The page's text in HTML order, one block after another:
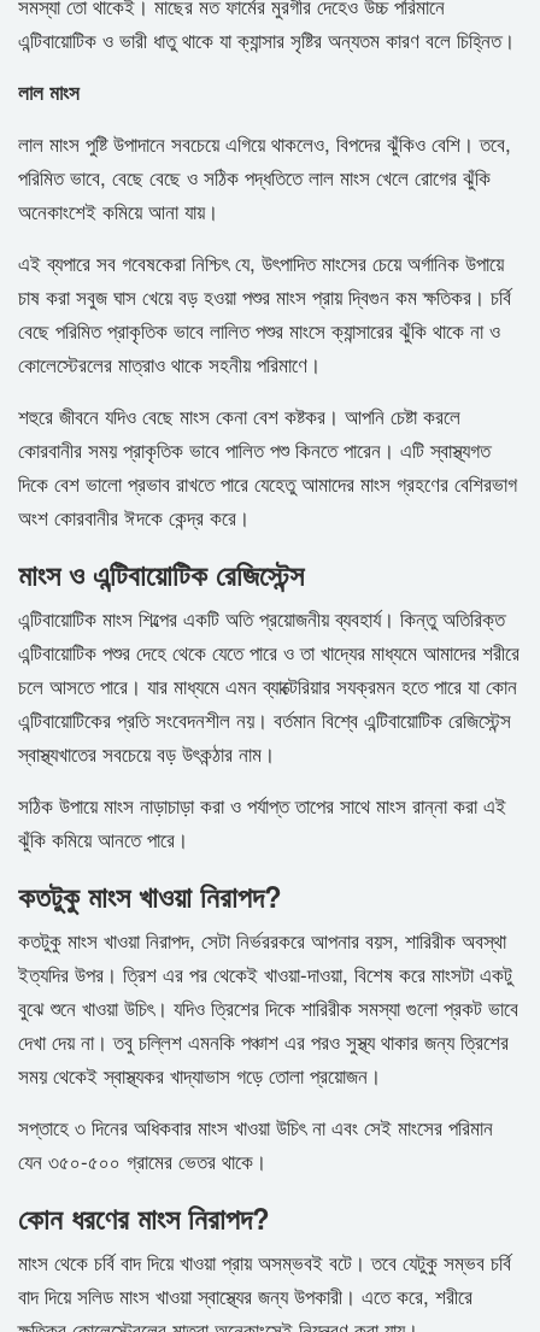
এন্টিবায়োটিক ও ভারী ধাতু থাকে যা ক্যান্সার সৃষ্টির অন্যতম কারণ বলে চিহ্নিত।
লাল মাংস
লাল মাংস পুষ্টি উপাদানে সবচেয়ে এগিয়ে থাকলেও, বিপদের ঝুঁকিও বেশি। তবে,
পরিমিত ভাবে, বেছে বেছে ও সঠিক পদ্ধতিতে লাল মাংস খেলে রোগের ঝুঁকি
অনেকাংশেই কমিয়ে আনা যায়।
এই ব্যপারে সব গবেষকেরা নিশ্চিৎ যে, উৎপাদিত মাংসের চেয়ে অর্গানিক উপায়ে
চাষ করা সবুজ ঘাস খেয়ে বড় হওয়া পশুর মাংস প্রায় দ্বিগুন কম ক্ষতিকর। চর্বি
বেছে পরিমিত প্রাকৃতিক ভাবে লালিত পশুর মাংসে ক্যান্সারের ঝুঁকি থাকে না ও
কোলেস্টেরলের মাত্রাও থাকে সহনীয় পরিমাণে।
শহুরে জীবনে যদিও বেছে মাংস কেনা বেশ কষ্টকর। আপনি চেষ্টা করলে
কোরবানীর সময় প্রাকৃতিক ভাবে পালিত পশু কিনতে পারেন। এটি স্বাস্থ্যগত
দিকে বেশ ভালো প্রভাব রাখতে পারে যেহেতু আমাদের মাংস গ্রহণের বেশিরভাগ
অংশ কোরবানীর ঈদকে কেন্দ্র করে।
মাংস ও এন্টিবায়োটিক রেজিস্টেন্স
এন্টিবায়োটিক মাংস শিল্পের একটি অতি প্রয়োজনীয় ব্যবহার্য। কিন্তু অতিরিক্ত
এন্টিবায়োটিক পশুর দেহে থেকে যেতে পারে ও তা খাদ্যের মাধ্যমে আমাদের শরীরে
চলে আসতে পারে। যার মাধ্যমে এমন ব্যাক্টেরিয়ার সযক্রমন হতে পারে যা কোন
এন্টিবায়োটিকের প্রতি সংবেদনশীল নয়। বর্তমান বিশ্বে এন্টিবায়োটিক রেজিস্টেন্স
স্বাস্থ্যখাতের সবচেয়ে বড় উৎকন্ঠার নাম।
সঠিক উপায়ে মাংস নাড়াচাড়া করা ও পর্যাপ্ত তাপের সাথে মাংস রান্না করা এই
ঝুঁকি কমিয়ে আনতে পারে।
কতটুকু মাংস খাওয়া নিরাপদ?
কতটুকু মাংস খাওয়া নিরাপদ, সেটা নির্ভররকরে আপনার বয়স, শারিরীক অবস্থা
ইত্যদির উপর। ত্রিশ এর পর থেকেই খাওয়া-দাওয়া, বিশেষ করে মাংসটা একটু
বুঝে শুনে খাওয়া উচিৎ। যদিও ত্রিশের দিকে শারিরীক সমস্যা গুলো প্রকট ভাবে
দেখা দেয় না। তবু চল্লিশ এমনকি পঞ্চাশ এর পরও সুস্থ্য থাকার জন্য ত্রিশের
সময় থেকেই স্বাস্থ্যকর খাদ্যাভাস গড়ে তোলা প্রয়োজন।
সপ্তাহে ৩ দিনের অধিকবার মাংস খাওয়া উচিৎ না এবং সেই মাংসের পরিমান
যেন ৩৫০-৫০০ গ্রামের ভেতর থাকে।
কোন ধরণের মাংস নিরাপদ?
মাংস থেকে চর্বি বাদ দিয়ে খাওয়া প্রায় অসম্ভবই বটে। তবে যেটুকু সম্ভব চর্বি
বাদ দিয়ে সলিড মাংস খাওয়া স্বাস্থ্যের জন্য উপকারী। এতে করে, শরীরে